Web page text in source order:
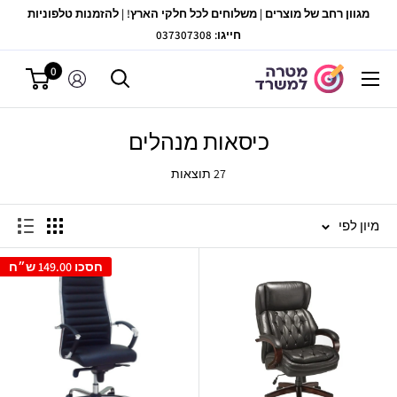
מגוון רחב של מוצרים | משלוחים לכל חלקי הארץ! | להזמנות טלפוניות
חייגו: 037307308
מטרה
0
כיסאות מנהלים
27 תוצאות
מיון לפי
חסכו 149.00 ש״ח